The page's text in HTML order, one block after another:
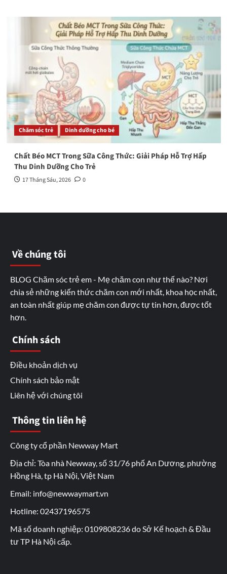
Chăm sóc trẻ Dinh dưỡng cho bé
Chất Béo MCT Trong Sữa Công Thức: Giải Pháp Hỗ Trợ Hấp
Thu Dinh Dưỡng Cho Trẻ
17 Tháng Sáu, 2026 0
Về chúng tôi
BLOG Chăm sóc trẻ em - Mẹ chăm con như thế nào? Nơi
chia sẻ những kiến thức chăm con mới nhất, khoa học nhất,
an toàn nhất giúp mẹ chăm con được tự tin hơn, được tốt
hơn.
Chính sách
Điều khoản dịch vụ
Chính sách bảo mật
Liên hệ với chúng tôi
Thông tin liên hệ
Công ty cổ phần Newway Mart
Địa chỉ: Tòa nhà Newway, số 31/76 phố An Dương, phường
Hồng Hà, tp Hà Nội, Việt Nam
Email: info@newwaymart.vn
Hotline: 02437196575
Mã số doanh nghiệp: 0109808236 do Sở Kế hoạch & Đầu
tư TP Hà Nội cấp.